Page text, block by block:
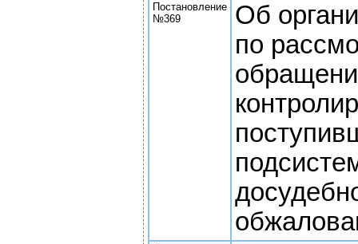
Постановление
№369
Об
по